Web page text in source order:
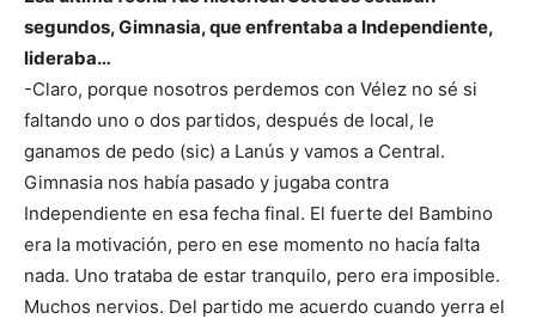
segundos, Gimnasia, que enfrentaba a Independiente,
lideraba…
-Claro, porque nosotros perdemos con Vélez no sé si
faltando uno o dos partidos, después de local, le
ganamos de pedo (sic) a Lanús y vamos a Central.
Gimnasia nos había pasado y jugaba contra
Independiente en esa fecha final. El fuerte del Bambino
era la motivación, pero en ese momento no hacía falta
nada. Uno trataba de estar tranquilo, pero era imposible.
Muchos nervios. Del partido me acuerdo cuando yerra el